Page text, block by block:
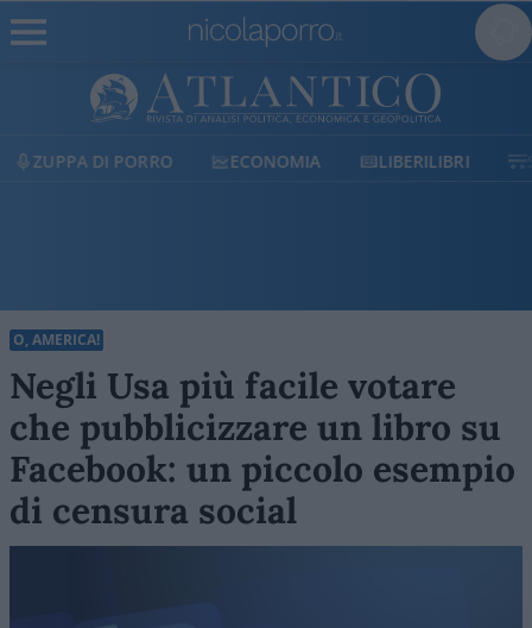
ECONOMIA LIBERILIBRI SHOP SOSTIENICI
O, AMERICA!
Negli Usa più facile votare
che pubblicizzare un libro su
Facebook: un piccolo esempio
di censura social